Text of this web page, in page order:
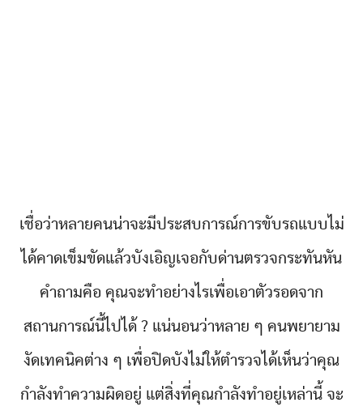
เชื่อว่าหลายคนน่าจะมีประสบการณ์การขับรถแบบไม่
ได้คาดเข็มขัดแล้วบังเอิญเจอกับด่านตรวจกระทันหัน
คำถามคือ คุณจะทำอย่างไรเพื่อเอาตัวรอดจาก
สถานการณ์นี้ไปได้ ? แน่นอนว่าหลาย ๆ คนพยายาม
งัดเทคนิคต่าง ๆ เพื่อปิดบังไม่ให้ตำรวจได้เห็นว่าคุณ
กำลังทำความผิดอยู่ แต่สิ่งที่คุณกำลังทำอยู่เหล่านี้ จะ